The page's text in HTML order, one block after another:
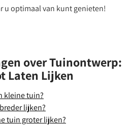
u optimaal van kunt genieten!
over Tuinontwerp:
Laten Lijken
kleine tuin?
lijken?
tuin groter lijken?